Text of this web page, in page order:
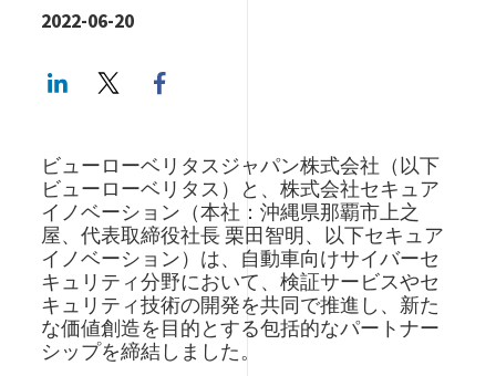
2022-06-20
LinkedInTwitter
ビューローベリタスジャパン株式会社（以下
ビューローベリタス）と、株式会社セキュア
イノベーション（本社：沖縄県那覇市上之
屋、代表取締役社長 栗田智明、以下セキュア
イノベーション）は、自動車向けサイバーセ
キュリティ分野において、検証サービスやセ
キュリティ技術の開発を共同で推進し、新た
な価値創造を目的とする包括的なパートナー
シップを締結しました。